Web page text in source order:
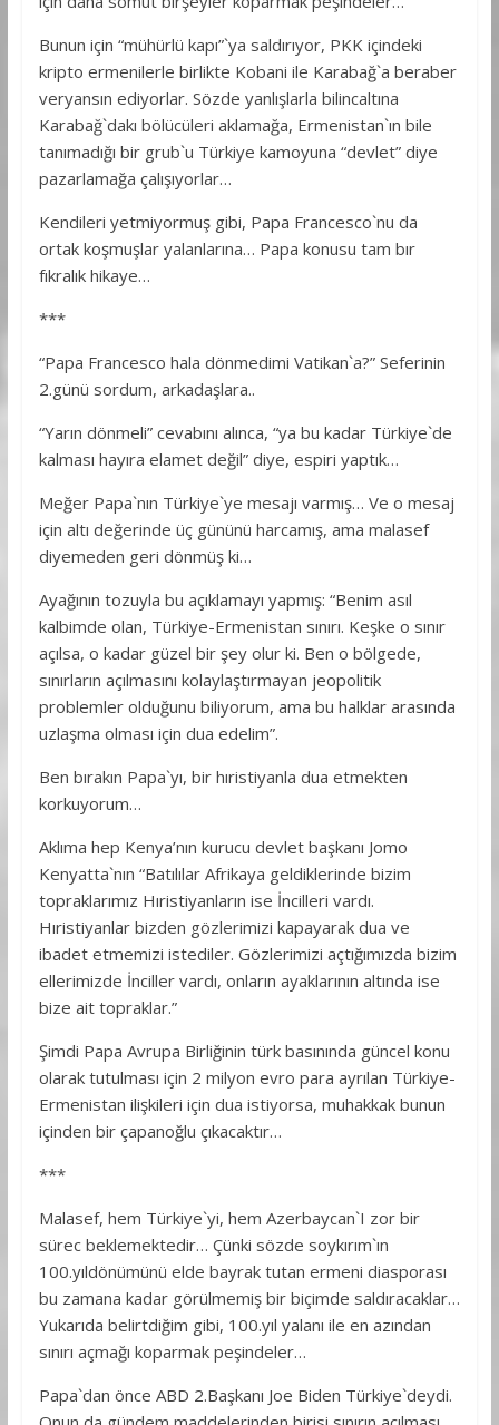
Bunun için “mühürlü kapı”`ya saldırıyor, PKK içindeki
kripto ermenilerle birlikte Kobani ile Karabağ`a beraber
veryansın ediyorlar. Sözde yanlışlarla bilincaltına
Karabağ`dakı bölücüleri aklamağa, Ermenistan`ın bile
tanımadığı bir grub`u Türkiye kamoyuna “devlet” diye
pazarlamağa çalışıyorlar…
Kendileri yetmiyormuş gibi, Papa Francesco`nu da
ortak koşmuşlar yalanlarına… Papa konusu tam bır
fıkralık hikaye…
***
“Papa Francesco hala dönmedimi Vatikan`a?” Seferinin
2.günü sordum, arkadaşlara..
“Yarın dönmeli” cevabını alınca, “ya bu kadar Türkiye`de
kalması hayıra elamet değil” diye, espiri yaptık…
Meğer Papa`nın Türkiye`ye mesajı varmış… Ve o mesaj
için altı değerinde üç gününü harcamış, ama malasef
diyemeden geri dönmüş ki…
Ayağının tozuyla bu açıklamayı yapmış: “Benim asıl
kalbimde olan, Türkiye-Ermenistan sınırı. Keşke o sınır
açılsa, o kadar güzel bir şey olur ki. Ben o bölgede,
sınırların açılmasını kolaylaştırmayan jeopolitik
problemler olduğunu biliyorum, ama bu halklar arasında
uzlaşma olması için dua edelim”.
Ben bırakın Papa`yı, bir hıristiyanla dua etmekten
korkuyorum…
Aklıma hep Kenya’nın kurucu devlet başkanı Jomo
Kenyatta`nın “Batılılar Afrikaya geldiklerinde bizim
topraklarımız Hıristiyanların ise İncilleri vardı.
Hıristiyanlar bizden gözlerimizi kapayarak dua ve
ibadet etmemizi istediler. Gözlerimizi açtığımızda bizim
ellerimizde İnciller vardı, onların ayaklarının altında ise
bize ait topraklar.”
Şimdi Papa Avrupa Birliğinin türk basınında güncel konu
olarak tutulması için 2 milyon evro para ayrılan Türkiye-
Ermenistan ilişkileri için dua istiyorsa, muhakkak bunun
içinden bir çapanoğlu çıkacaktır…
***
Malasef, hem Türkiye`yi, hem Azerbaycan`I zor bir
sürec beklemektedir… Çünki sözde soykırım`ın
100.yıldönümünü elde bayrak tutan ermeni diasporası
bu zamana kadar görülmemiş bir biçimde saldıracaklar…
Yukarıda belirtdiğim gibi, 100.yıl yalanı ile en azından
sınırı açmağı koparmak peşindeler…
Papa`dan önce ABD 2.Başkanı Joe Biden Türkiye`deydi.